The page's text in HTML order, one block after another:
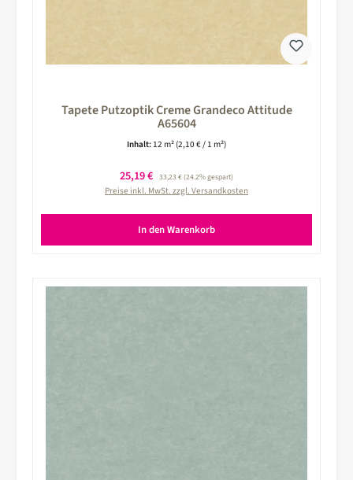
Tapete Putzoptik Creme Grandeco Attitude
A65604
Inhalt: 12 m² (2,10 € / 1 m²)
Verkaufspreis:
25,19 € Regulärer Preis:
33,23 €(24.2% gespart)
Preise inkl. MwSt. zzgl. Versandkosten
In den Warenkorb